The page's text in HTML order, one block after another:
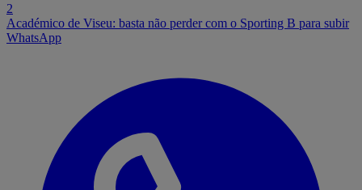
2
Académico de Viseu: basta não perder com o Sporting B para subir
WhatsApp